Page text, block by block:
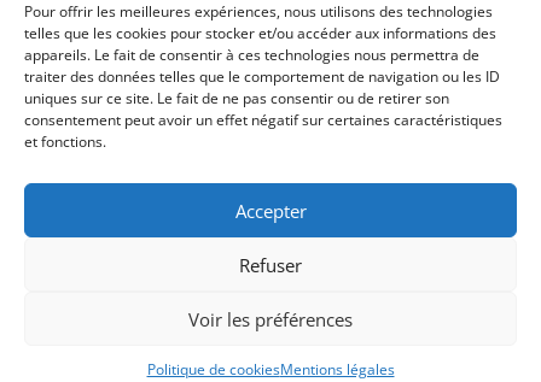
Pour offrir les meilleures expériences, nous utilisons des technologies
telles que les cookies pour stocker et/ou accéder aux informations des
appareils. Le fait de consentir à ces technologies nous permettra de
traiter des données telles que le comportement de navigation ou les ID
uniques sur ce site. Le fait de ne pas consentir ou de retirer son
consentement peut avoir un effet négatif sur certaines caractéristiques
et fonctions.
Accepter
Refuser
Voir les préférences
Politique de cookiesMentions légales
Mode / Beauté / Bien-être
Santé
Société
Sports
Technologie / Internet
Mentions légales